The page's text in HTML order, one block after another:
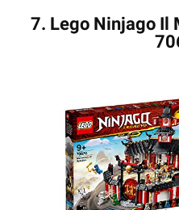
7. Lego Ninjago Il